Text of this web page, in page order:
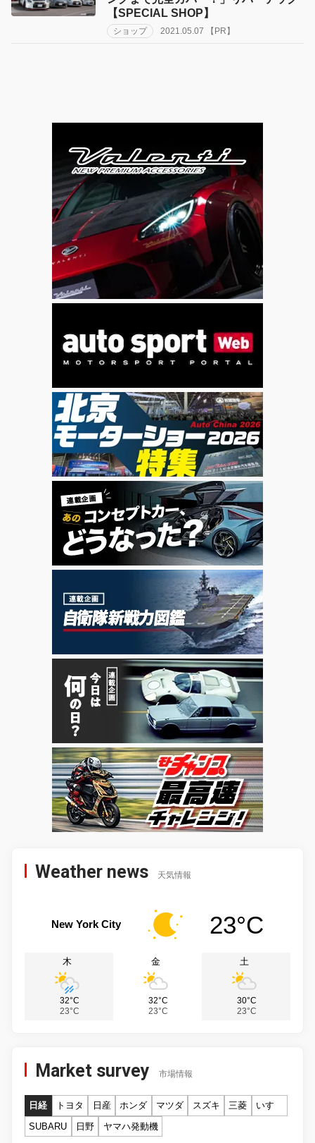
【SPECIAL SHOP】
ショップ 2021.05.07 【PR】
Weather news 天気情報
New York City 23°C
木
32°C
23°C
金
32°C
23°C
土
30°C
23°C
Market survey 市場情報
日経 トヨタ 日産 ホンダ マツダ スズキ 三菱
いすゞ
SUBARU
日野 ヤマハ発動機